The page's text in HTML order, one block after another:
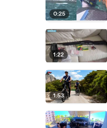
0:25
1:22
1:53